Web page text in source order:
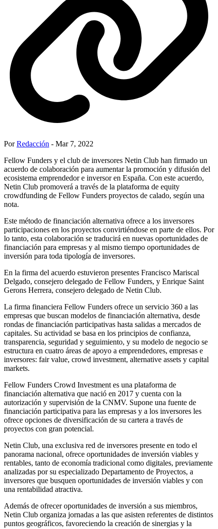
PorRedacción - Mar 7, 2022
Fellow Funders y el club de inversores Netin Club han firmado un
acuerdo de colaboración para aumentar la promoción y difusión del
ecosistema emprendedor e inversor en España. Con este acuerdo,
Netin Club promoverá a través de la plataforma de equity
crowdfunding de Fellow Funders proyectos de calado, según una
nota.
Este método de financiación alternativa ofrece a los inversores
participaciones en los proyectos convirtiéndose en parte de ellos. Por
lo tanto, esta colaboración se traducirá en nuevas oportunidades de
financiación para empresas y al mismo tiempo oportunidades de
inversión para toda tipología de inversores.
En la firma del acuerdo estuvieron presentes Francisco Mariscal
Delgado, consejero delegado de Fellow Funders, y Enrique Saint
Gerons Herrera, consejero delegado de Netin Club.
La firma financiera Fellow Funders ofrece un servicio 360 a las
empresas que buscan modelos de financiación alternativa, desde
rondas de financiación participativas hasta salidas a mercados de
capitales. Su actividad se basa en los principios de confianza,
transparencia, seguridad y seguimiento, y su modelo de negocio se
estructura en cuatro áreas de apoyo a emprendedores, empresas e
inversores: fair value, crowd investment, alternative assets y capital
markets.
Fellow Funders Crowd Investment es una plataforma de
financiación alternativa que nació en 2017 y cuenta con la
autorización y supervisión de la CNMV. Supone una fuente de
financiación participativa para las empresas y a los inversores les
ofrece opciones de diversificación de su cartera a través de
proyectos con gran potencial.
Netin Club, una exclusiva red de inversores presente en todo el
panorama nacional, ofrece oportunidades de inversión viables y
rentables, tanto de economía tradicional como digitales, previamente
analizadas por su especializado Departamento de Proyectos, a
inversores que busquen oportunidades de inversión viables y con
una rentabilidad atractiva.
Además de ofrecer oportunidades de inversión a sus miembros,
Netin Club organiza jornadas a las que asisten referentes de distintos
puntos geográficos, favoreciendo la creación de sinergias y la